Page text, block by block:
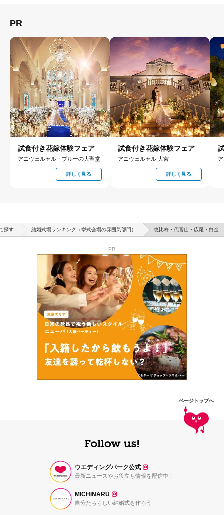
PR
試食付き花嫁体験フェア
アニヴェルセル・ブルーの大聖堂
詳しく見る
試食付き花嫁体験フェア
アニヴェルセル 大宮
詳しく見る
探す 結婚式場ランキング（挙式会場の雰囲気部門） 恵比寿・代官山・広尾・白金
PR
ページトップへ
ウエディングパーク公式
最新ニュースやお役立ち情報を配信中！
MICHINARU
自分たちらしい結婚式を作ろう